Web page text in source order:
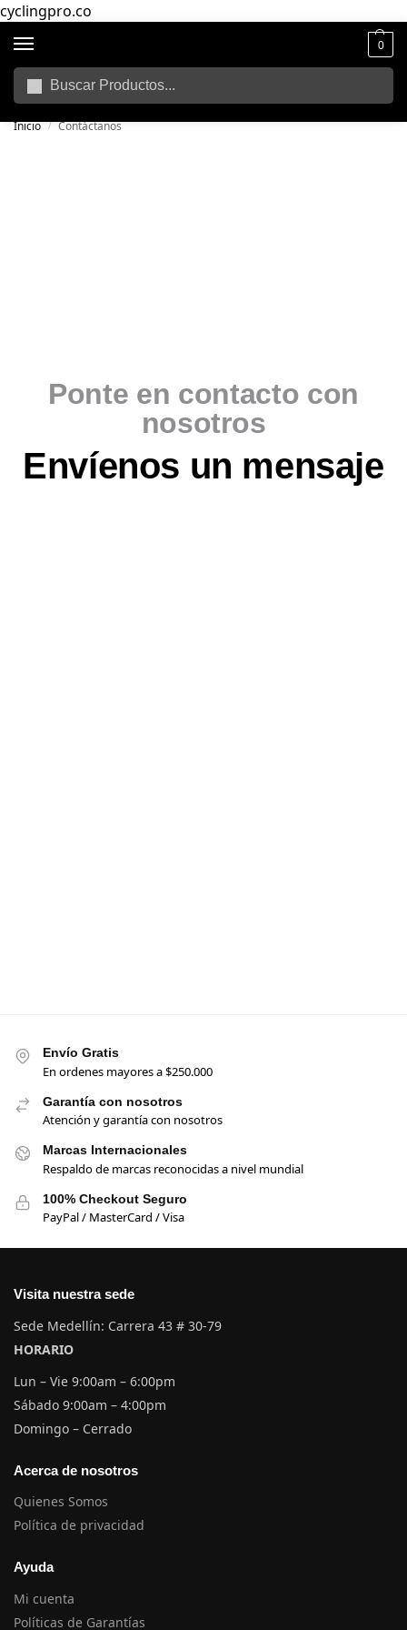
cyclingpro.co
0
🚴‍ Envío gratuito a todo Colombia por compras superiores a $250.000
Inicio / Contáctanos
Ponte en contacto con
nosotros
Envíenos un mensaje
Envío Gratis
En ordenes mayores a $250.000
Garantía con nosotros
Atención y garantía con nosotros
Marcas Internacionales
Respaldo de marcas reconocidas a nivel mundial
100% Checkout Seguro
PayPal / MasterCard / Visa
Visita nuestra sede
Sede Medellín: Carrera 43 # 30-79
HORARIO
Lun – Vie 9:00am – 6:00pm
Sábado 9:00am – 4:00pm
Domingo – Cerrado
Acerca de nosotros
Quienes Somos
Política de privacidad
Ayuda
Mi cuenta
Políticas de Garantías